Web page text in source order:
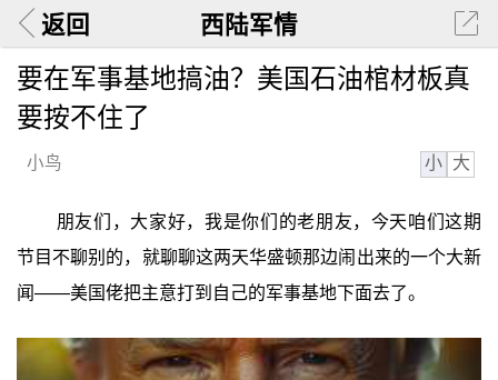
返回 西陆军情
要在军事基地搞油？美国石油棺材板真
要按不住了
小鸟 小 大
朋友们，大家好，我是你们的老朋友，今天咱们这期
节目不聊别的，就聊聊这两天华盛顿那边闹出来的一个大新
闻——美国佬把主意打到自己的军事基地下面去了。